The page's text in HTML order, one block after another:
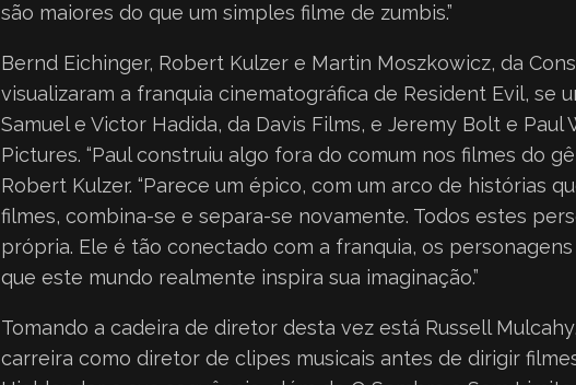
são maiores do que um simples filme de zumbis.”
Bernd Eichinger, Robert Kulzer e Martin Moszkowicz, da
visualizaram a franquia cinematográfica de Resident Evil, se
Samuel e Victor Hadida, da Davis Films, e Jeremy Bolt e Paul
Pictures. “Paul construiu algo fora do comum nos filmes do
Robert Kulzer. “Parece um épico, com um arco de histórias
filmes, combina-se e separa-se novamente. Todos estes
própria. Ele é tão conectado com a franquia, os
que este mundo realmente inspira sua imaginação.”
Tomando a cadeira de diretor desta vez está Russell
carreira como diretor de clipes musicais antes de dirigir